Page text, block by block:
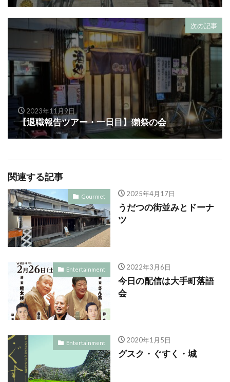
次の記事
2023年11月9日
【退職報告ツアー・一日目】獺祭の会
関連する記事
Gourmet 2025年4月17日
うだつの街並みとドーナ
ツ
Entertainment 2022年3月6日
今日の配信は大手町落語
会
Entertainment 2020年1月5日
グスク・ぐすく・城